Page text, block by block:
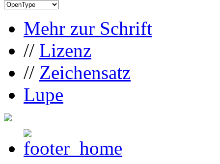
Mehr zur Schrift
// Lizenz
// Zeichensatz
Lupe